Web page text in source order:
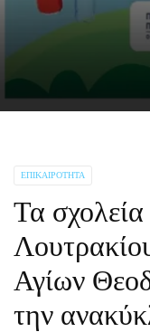
ΕΠΙΚΑΙΡΌΤΗΤΑ
Τα
Αγίων
την